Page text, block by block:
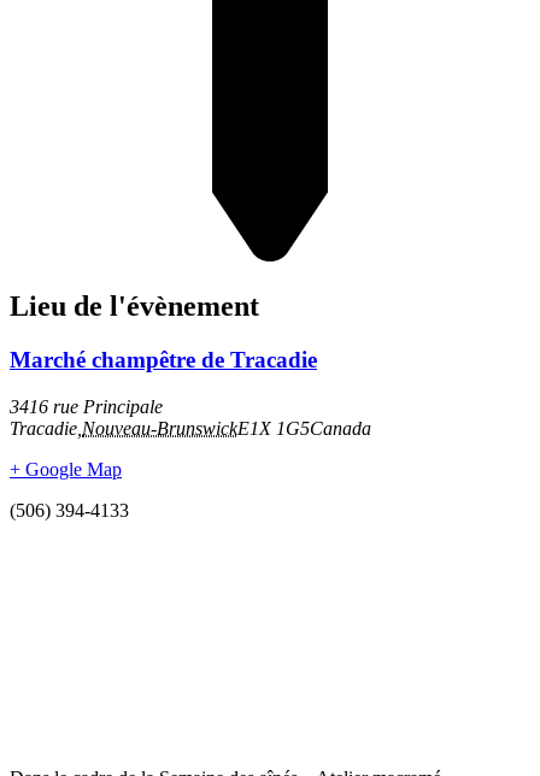
Lieu de l'évènement
Marché champêtre de Tracadie
3416 rue Principale
Tracadie Nouveau-BrunswickE1X 1G5Canada
+ Google Map
(506) 394-4133